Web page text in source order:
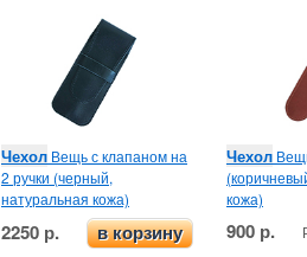
Чехол Вещь с клапаном на
2 ручки (черный,
натуральная кожа)
2250 р. в корзину
Чехол
кожа)
900 р.